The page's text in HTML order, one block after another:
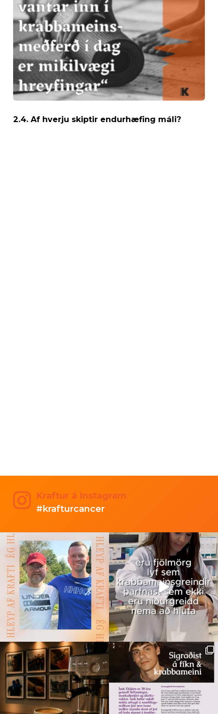
2.4. Af hverju skiptir endurhæfing máli?
Kraftur á Instagram
#krafturcancer